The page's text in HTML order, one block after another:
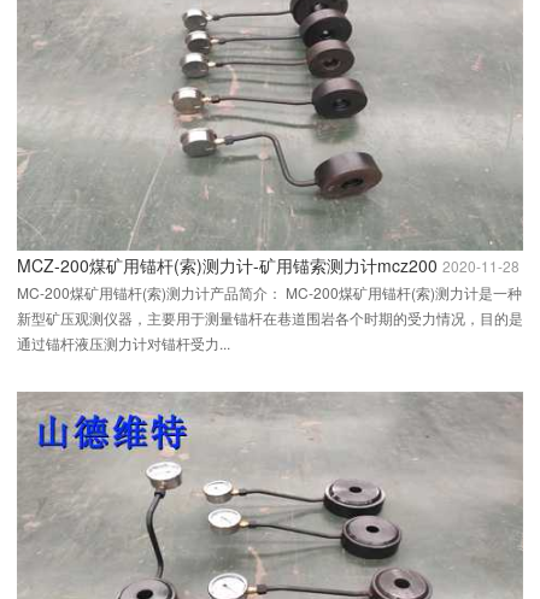
MCZ-200煤矿用锚杆(索)测力计-矿用锚索测力计mcz200 2020-11-28
MC-200煤矿用锚杆(索)测力计产品简介： MC-200煤矿用锚杆(索)测力计是一种
新型矿压观测仪器，主要用于测量锚杆在巷道围岩各个时期的受力情况，目的是
通过锚杆液压测力计对锚杆受力...